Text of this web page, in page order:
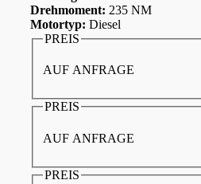
Drehmoment: 235 NM
Motortyp: Diesel
PREIS
AUF ANFRAGE
PREIS
AUF ANFRAGE
PREIS